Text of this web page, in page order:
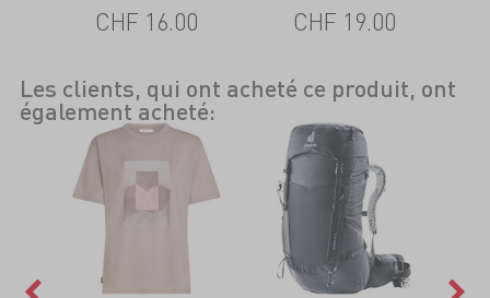
CHF 16.00 CHF 19.00
Les clients, qui ont acheté ce produit, ont
également acheté: